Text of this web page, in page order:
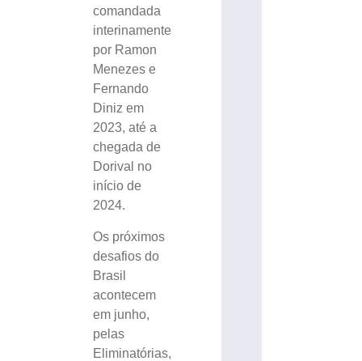
comandada
interinamente
por Ramon
Menezes e
Fernando
Diniz em
2023, até a
chegada de
Dorival no
início de
2024.
Os próximos
desafios do
Brasil
acontecem
em junho,
pelas
Eliminatórias,